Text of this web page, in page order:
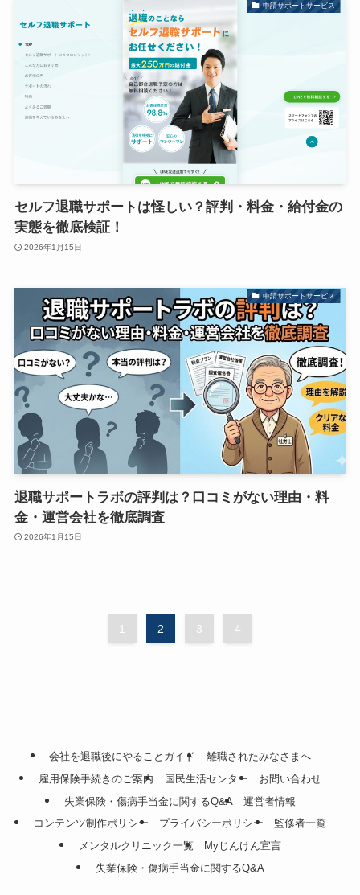
申請サポートサービス
セルフ退職サポートは怪しい？評判・料金・給付金の
実態を徹底検証！
2026年1月15日
申請サポートサービス
退職サポートラボの評判は？口コミがない理由・料
金・運営会社を徹底調査
2026年1月15日
1 2 3 4
会社を退職後にやることガイド
離職されたみなさまへ
雇用保険手続きのご案内
国民生活センター
お問い合わせ
失業保険・傷病手当金に関するQ&A
運営者情報
コンテンツ制作ポリシー
プライバシーポリシー
監修者一覧
メンタルクリニック一覧
Myじんけん宣言
失業保険・傷病手当金に関するQ&A